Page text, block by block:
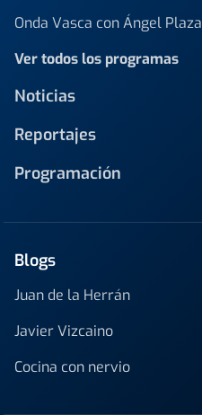
Onda Vasca con Ángel Plaza
Ver todos los programas
Noticias
Reportajes
Programación
Blogs
Juan de la Herrán
Javier Vizcaino
Cocina con nervio